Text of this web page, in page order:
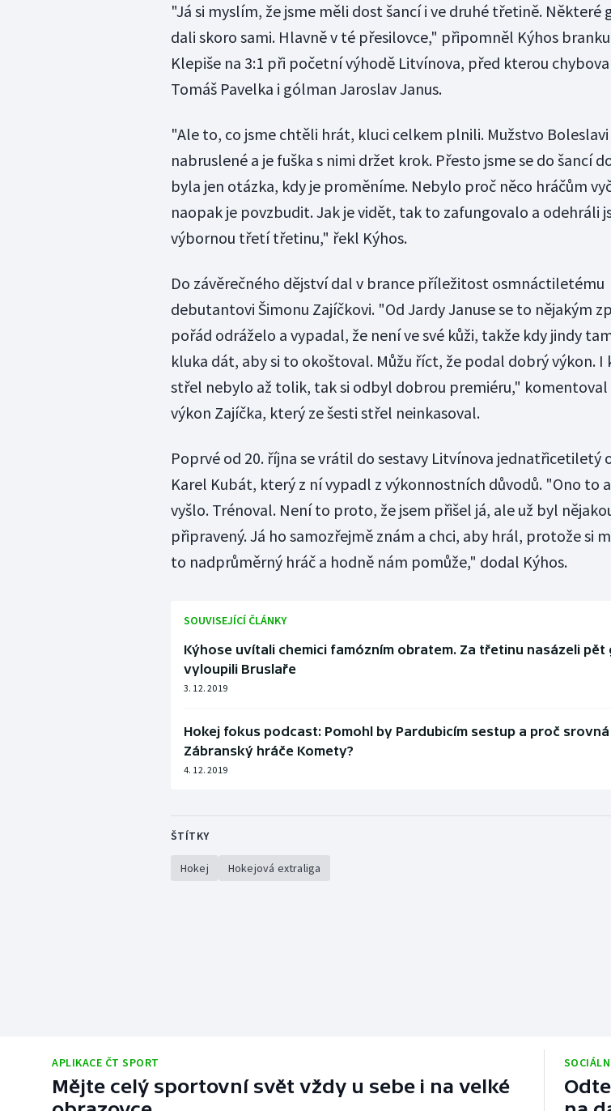
"Já si myslím, že jsme měli dost šancí i ve druhé třetině. Některé
dali skoro sami. Hlavně v té přesilovce," připomněl Kýhos
Klepiše na 3:1 při početní výhodě Litvínova, před kterou
Tomáš Pavelka i gólman Jaroslav Janus.
"Ale to, co jsme chtěli hrát, kluci celkem plnili. Mužstvo Boleslavi
nabruslené a je fuška s nimi držet krok. Přesto jsme se do šancí
byla jen otázka, kdy je proměníme. Nebylo proč něco hráčům
naopak je povzbudit. Jak je vidět, tak to zafungovalo a odehráli
výbornou třetí třetinu," řekl Kýhos.
Do závěrečného dějství dal v brance příležitost osmnáctiletému
debutantovi Šimonu Zajíčkovi. "Od Jardy Januse se to nějakým
pořád odráželo a vypadal, že není ve své kůži, takže kdy jindy
kluka dát, aby si to okoštoval. Můžu říct, že podal dobrý výkon. I
střel nebylo až tolik, tak si odbyl dobrou premiéru," komentoval
výkon Zajíčka, který ze šesti střel neinkasoval.
Poprvé od 20. října se vrátil do sestavy Litvínova jednatřicetiletý
Karel Kubát, který z ní vypadl z výkonnostních důvodů. "Ono to
vyšlo. Trénoval. Není to proto, že jsem přišel já, ale už byl
připravený. Já ho samozřejmě znám a chci, aby hrál, protože si
to nadprůměrný hráč a hodně nám pomůže," dodal Kýhos.
SOUVISEJÍCÍ ČLÁNKY
Kýhose uvítali chemici famózním obratem. Za třetinu nasázeli pět
vyloupili Bruslaře
3. 12. 2019
Hokej fokus podcast: Pomohl by Pardubicím sestup a proč srovná
Zábranský hráče Komety?
4. 12. 2019
ŠTÍTKY
Hokej Hokejová extraliga
APLIKACE ČT SPORT
Mějte celý sportovní svět vždy u sebe i na velké